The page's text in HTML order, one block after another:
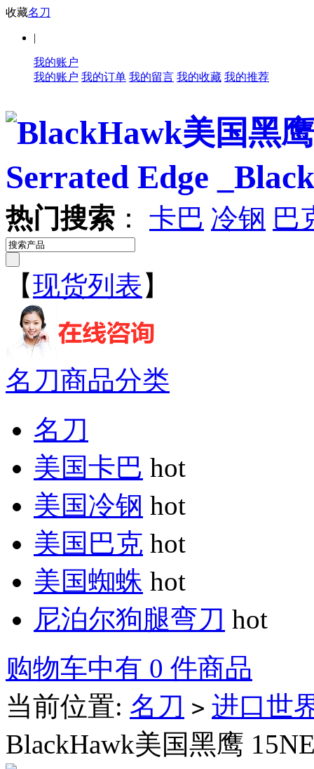
收藏名刀
|
我的账户
我的账户 我的订单 我的留言 我的收藏 我的推荐
热门搜索 ： 卡巴 冷钢 巴
【现货列表 】
名刀商品分类
名刀
美国卡巴 hot
美国冷钢 hot
美国巴克 hot
美国蜘蛛 hot
尼泊尔狗腿弯刀 hot
购物车中有 0 件商品
当前位置: 名刀 > 进口世
BlackHawk美国黑鹰